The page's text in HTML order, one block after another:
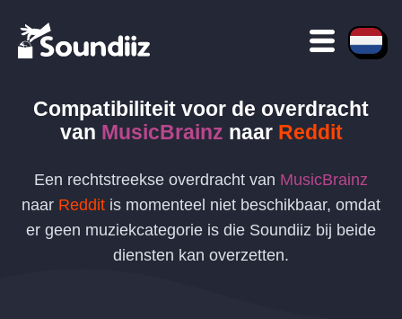
Compatibiliteit voor de overdracht
van MusicBrainz naar Reddit
Een rechtstreekse overdracht van MusicBrainz
naar Reddit is momenteel niet beschikbaar, omdat
er geen muziekcategorie is die Soundiiz bij beide
diensten kan overzetten.